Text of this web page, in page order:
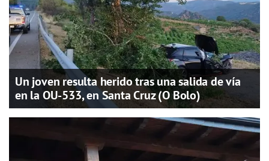
Un joven resulta herido tras una salida de vía
en la OU-533, en Santa Cruz (O Bolo)